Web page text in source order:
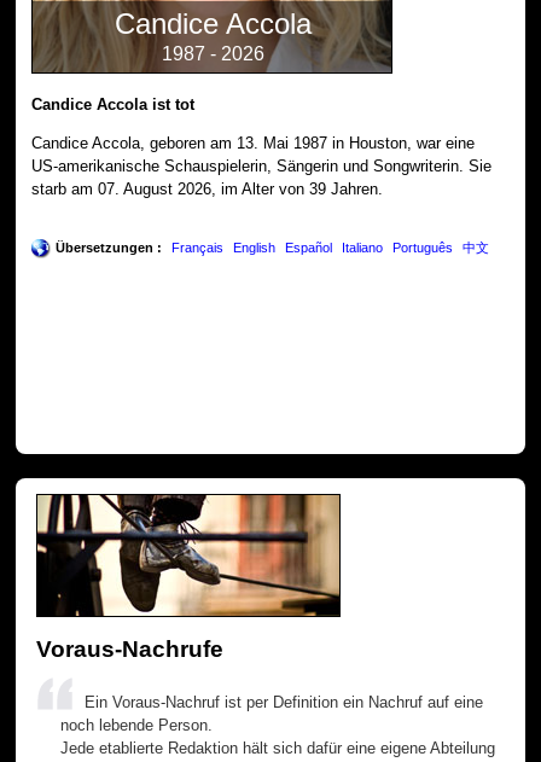
Candice Accola
1987 - 2026
Candice Accola ist tot
Candice Accola, geboren am 13. Mai 1987 in Houston, war eine
US-amerikanische Schauspielerin, Sängerin und Songwriterin. Sie
starb am 07. August 2026, im Alter von 39 Jahren.
Übersetzungen : Français English Español Italiano Português 中文
Voraus-Nachrufe
Ein Voraus-Nachruf ist per Definition ein Nachruf auf eine
noch lebende Person.
Jede etablierte Redaktion hält sich dafür eine eigene Abteilung